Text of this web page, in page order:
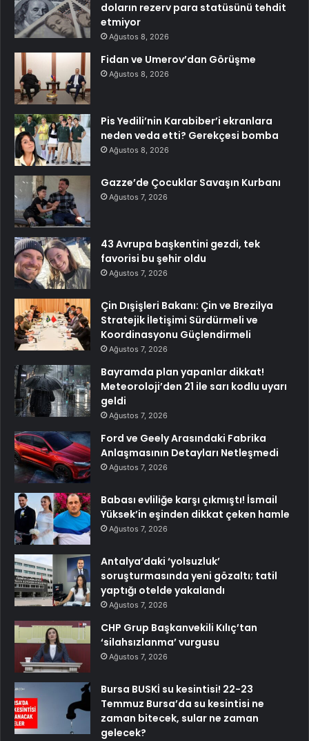
doların rezerv para statüsünü tehdit
etmiyor
Ağustos 8, 2026
Fidan ve Umerov’dan Görüşme
Ağustos 8, 2026
Pis Yedili’nin Karabiber’i ekranlara
neden veda etti? Gerekçesi bomba
Ağustos 8, 2026
Gazze’de Çocuklar Savaşın Kurbanı
Ağustos 7, 2026
43 Avrupa başkentini gezdi, tek
favorisi bu şehir oldu
Ağustos 7, 2026
Çin Dışişleri Bakanı: Çin ve Brezilya
Stratejik İletişimi Sürdürmeli ve
Koordinasyonu Güçlendirmeli
Ağustos 7, 2026
Bayramda plan yapanlar dikkat!
Meteoroloji’den 21 ile sarı kodlu uyarı
geldi
Ağustos 7, 2026
Ford ve Geely Arasındaki Fabrika
Anlaşmasının Detayları Netleşmedi
Ağustos 7, 2026
Babası evliliğe karşı çıkmıştı! İsmail
Yüksek’in eşinden dikkat çeken hamle
Ağustos 7, 2026
Antalya’daki ‘yolsuzluk’
soruşturmasında yeni gözaltı; tatil
yaptığı otelde yakalandı
Ağustos 7, 2026
CHP Grup Başkanvekili Kılıç’tan
‘silahsızlanma’ vurgusu
Ağustos 7, 2026
Bursa BUSKİ su kesintisi! 22-23
Temmuz Bursa’da su kesintisi ne
zaman bitecek, sular ne zaman
gelecek?